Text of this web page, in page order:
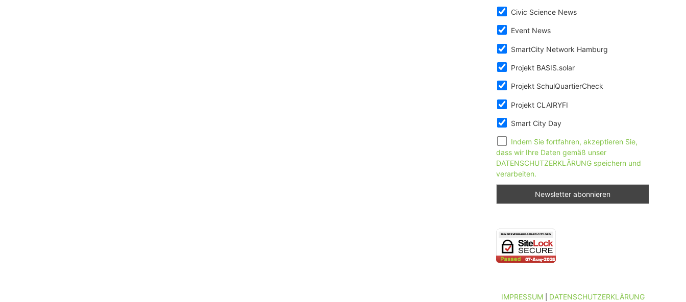
Civic Science News
Event News
SmartCity Network Hamburg
Projekt BASIS.solar
Projekt SchulQuartierCheck
Projekt CLAIRYFI
Smart City Day
Indem Sie fortfahren, akzeptieren Sie,
dass wir Ihre Daten gemäß unser
DATENSCHUTZERKLÄRUNG speichern und
verarbeiten.
IMPRESSUM| DATENSCHUTZERKLÄRUNG